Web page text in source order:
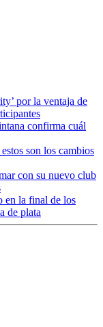
por la ventaja de
confirma cuál
son los cambios
con su nuevo club
en la final de los
de plata